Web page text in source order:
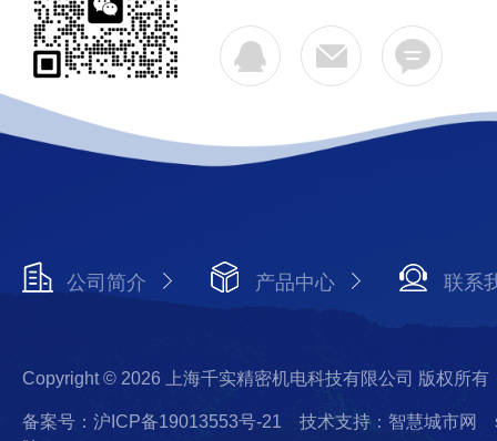
公司简介 产品中心 联系
Copyright © 2026 上海千实精密机电科技有限公司 版权所有
备案号：沪ICP备19013553号-21 技术支持：智慧城市网